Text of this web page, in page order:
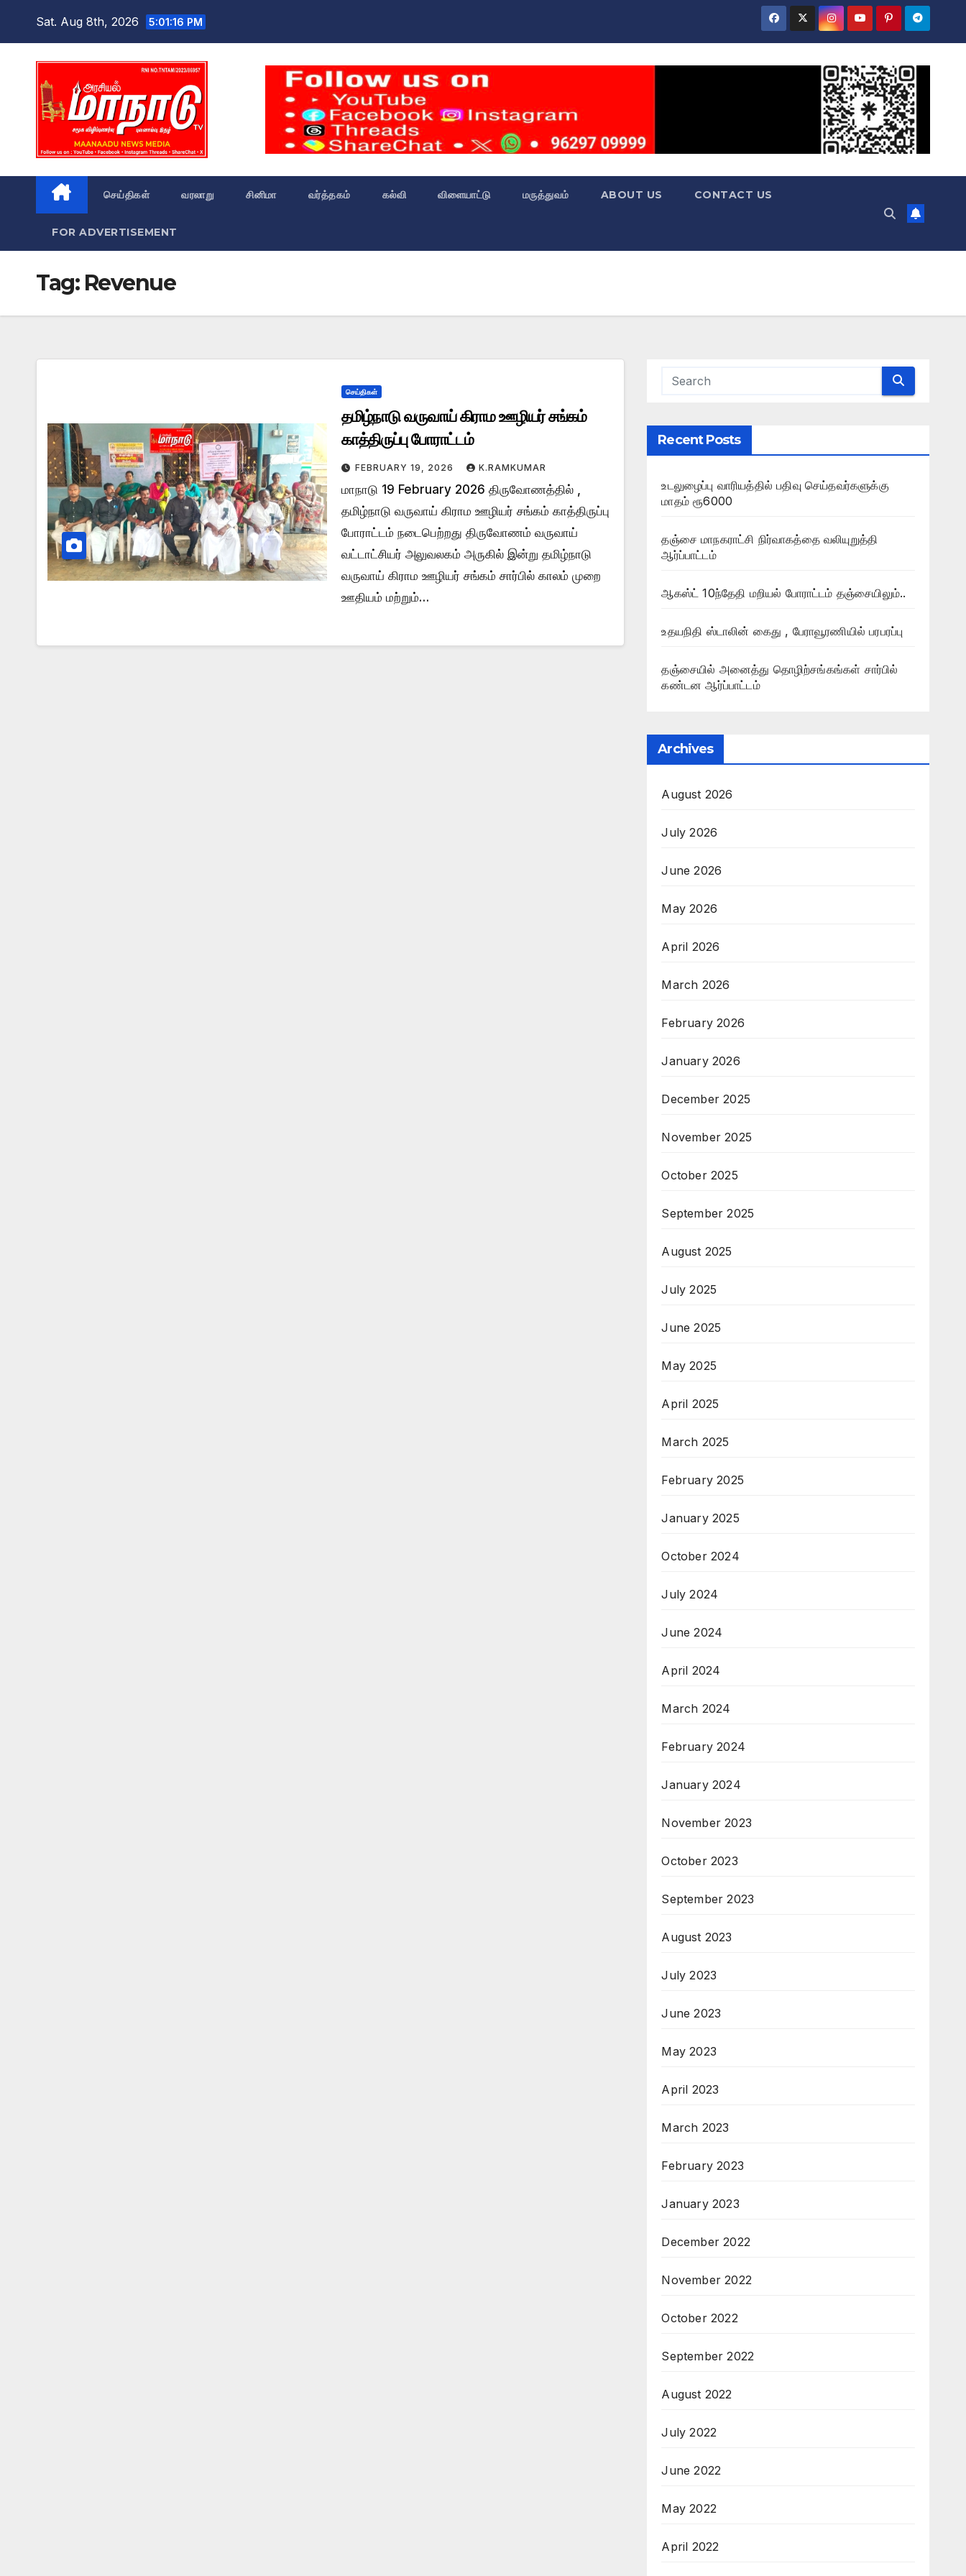
Sat. Aug 8th, 2026 5:01:17 PM
செய்திகள் வரலாறு சினிமா வர்த்தகம் கல்வி விளையாட்டு மருத்துவம் ABOUT US CONTACT US
FOR ADVERTISEMENT
Tag: Revenue
செய்திகள்
தமிழ்நாடு வருவாய் கிராம ஊழியர் சங்கம்
காத்திருப்பு போராட்டம்
FEBRUARY 19, 2026 K.RAMKUMAR
மாநாடு 19 February 2026 திருவோணத்தில் ,
தமிழ்நாடு வருவாய் கிராம ஊழியர் சங்கம் காத்திருப்பு
போராட்டம் நடைபெற்றது திருவோணம் வருவாய்
வட்டாட்சியர் அலுவலகம் அருகில் இன்று தமிழ்நாடு
வருவாய் கிராம ஊழியர் சங்கம் சார்பில் காலம் முறை
ஊதியம் மற்றும்…
Recent Posts
உடலுழைப்பு வாரியத்தில் பதிவு செய்தவர்களுக்கு
மாதம் ரூ6000
தஞ்சை மாநகராட்சி நிர்வாகத்தை வலியுறுத்தி
ஆர்ப்பாட்டம்
ஆகஸ்ட் 10ந்தேதி மறியல் போராட்டம் தஞ்சையிலும்..
உதயநிதி ஸ்டாலின் கைது , பேராவூரணியில் பரபரப்பு
தஞ்சையில் அனைத்து தொழிற்சங்கங்கள் சார்பில்
கண்டன ஆர்ப்பாட்டம்
Archives
August 2026
July 2026
June 2026
May 2026
April 2026
March 2026
February 2026
January 2026
December 2025
November 2025
October 2025
September 2025
August 2025
July 2025
June 2025
May 2025
April 2025
March 2025
February 2025
January 2025
October 2024
July 2024
June 2024
April 2024
March 2024
February 2024
January 2024
November 2023
October 2023
September 2023
August 2023
July 2023
June 2023
May 2023
April 2023
March 2023
February 2023
January 2023
December 2022
November 2022
October 2022
September 2022
August 2022
July 2022
June 2022
May 2022
April 2022